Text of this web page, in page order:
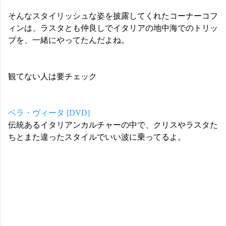
そんなスタイリッシュな姿を披露してくれたコーナーコフ
ィンは、ラスタとも仲良しでイタリアの地中海でのトリッ
プを、一緒にやってたんだよね。
観てない人は要チェック
ベラ・ヴィータ [DVD]
伝統あるイタリアンカルチャーの中で、クリスやラスタた
ちとまた違ったスタイルでいい波に乗ってるよ。